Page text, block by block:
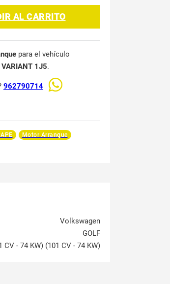
AL CARRITO
para el vehículo
1J5.
962790714
Motor Arranque
Volkswagen
GOLF
CV - 74 KW) (101 CV - 74 KW)